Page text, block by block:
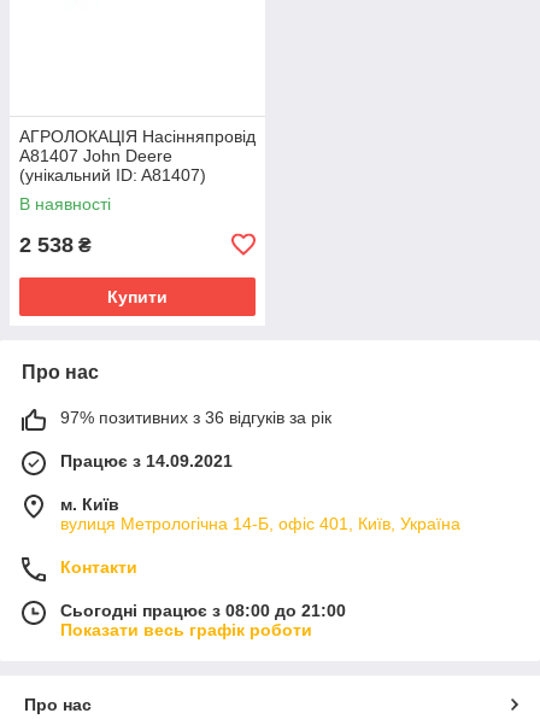
АГРОЛОКАЦІЯ Насінняпровід
A81407 John Deere
(унікальний ID: A81407)
В наявності
2 538 ₴
Купити
Про нас
97% позитивних з 36 відгуків за рік
Працює з 14.09.2021
м. Київ
вулиця Метрологічна 14-Б, офіс 401, Київ, Україна
Контакти
Сьогодні працює з 08:00 до 21:00
Показати весь графік роботи
Про нас